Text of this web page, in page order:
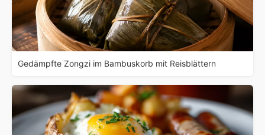
Gedämpfte Zongzi im Bambuskorb mit Reisblättern